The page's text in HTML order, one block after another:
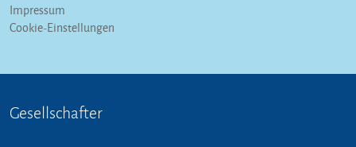
Impressum
Cookie-Einstellungen
Gesellschafter